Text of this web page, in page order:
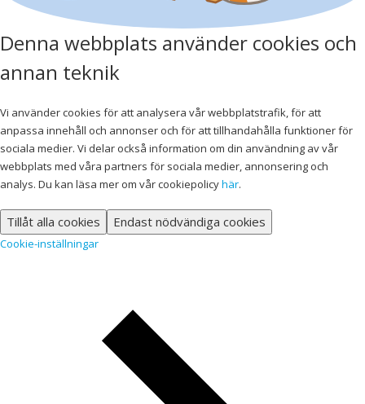
Denna webbplats använder cookies och
annan teknik
Vi använder cookies för att analysera vår webbplatstrafik, för att
anpassa innehåll och annonser och för att tillhandahålla funktioner för
sociala medier. Vi delar också information om din användning av vår
webbplats med våra partners för sociala medier, annonsering och
analys. Du kan läsa mer om vår cookiepolicyhär.
Tillåt alla cookies Endast nödvändiga cookies
Cookie-inställningar